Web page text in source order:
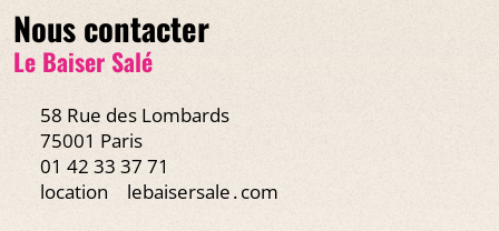
Nous contacter
Le Baiser Salé
58 Rue des Lombards
75001 Paris
01 42 33 37 71
location
lebaisersale․com